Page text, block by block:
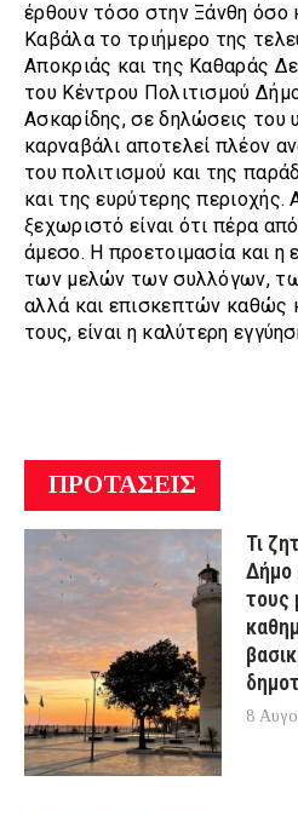
έρθουν τόσο στην Ξάνθη όσο
Καβάλα το τριήμερο της
Αποκριάς και της Καθαράς
του Κέντρου Πολιτισμού
Ασκαρίδης, σε δηλώσεις του
καρναβάλι αποτελεί πλέον
του πολιτισμού και της
και της ευρύτερης περιοχής.
ξεχωριστό είναι ότι πέρα
άμεσο. Η προετοιμασία και η
των μελών των συλλόγων,
αλλά και επισκεπτών καθώς
τους, είναι η καλύτερη
ΠΡΟΤΑΣΕΙΣ
Τι
Δήμο
τους
8